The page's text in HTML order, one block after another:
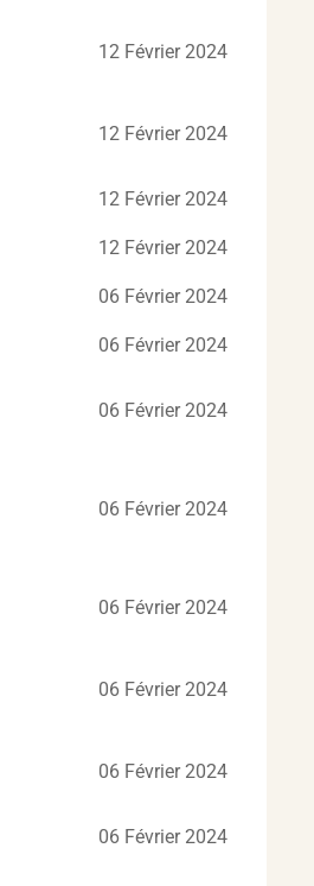
12 Février 2024
12 Février 2024
12 Février 2024
12 Février 2024
06 Février 2024
06 Février 2024
06 Février 2024
06 Février 2024
06 Février 2024
06 Février 2024
06 Février 2024
06 Février 2024